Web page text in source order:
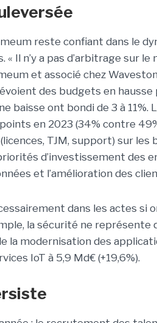
reste confiant dans le
Il n’y a pas d’arbitrage sur le
et associé chez
des budgets en hausse
baisse ont bondi de 3 à 11%.
en 2023 (34% contre
TJM, support) sur les
d’investissement des
et l’amélioration des
dans les actes si
la sécurité ne représente
la modernisation des
IoT à 5,9 Md€ (+19,6%).